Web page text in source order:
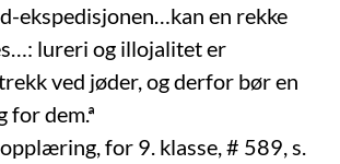
ekspedisjonen…kan en rekke
lureri og illojalitet er
ved jøder, og derfor bør en
for dem.ª
for 9. klasse, # 589, s.